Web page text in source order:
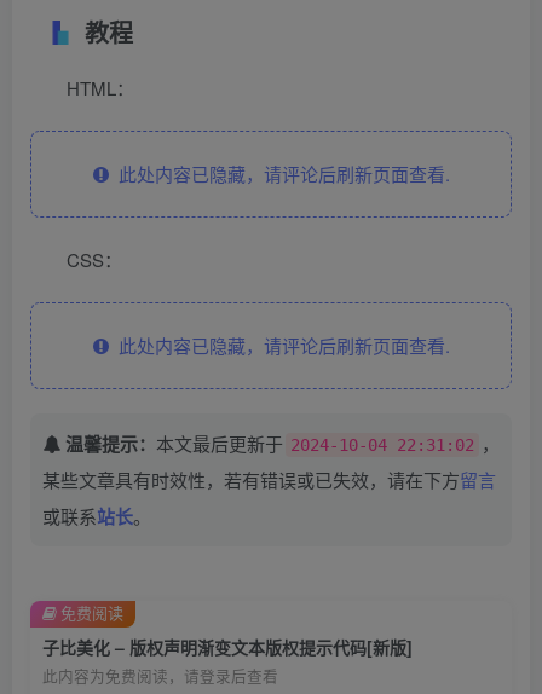
教程
HTML：
此处内容已隐藏，请评论后刷新页面查看.
CSS：
此处内容已隐藏，请评论后刷新页面查看.
温馨提示： 本文最后更新于 2024-10-04 22:31:02
，
某些文章具有时效性，若有错误或已失效，请在下方留言
或联系站长。
子比美化 – 版权声明渐变文本版权提示代码[新版]
此内容为免费阅读，请登录后查看
免费阅读